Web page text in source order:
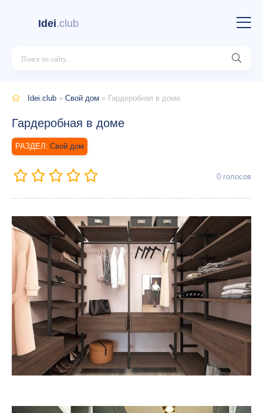
Idei.club
Idei.club » Свой дом » Гардеробная в доме
Гардеробная в доме
Свой дом
0 голосов